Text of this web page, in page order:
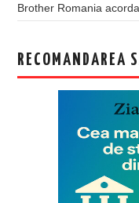
Brother Romania
RECOMANDAREA